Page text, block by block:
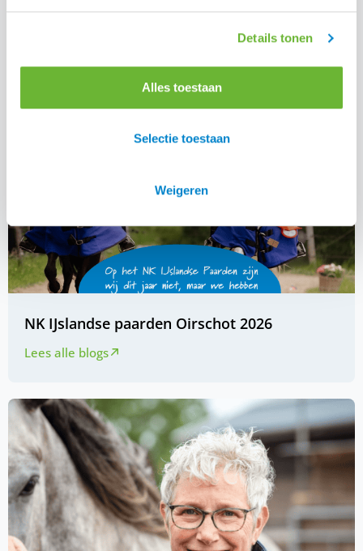
Details tonen
Alles toestaan
Selectie toestaan
Weigeren
NK IJslandse paarden Oirschot 2026
Lees alle blogs